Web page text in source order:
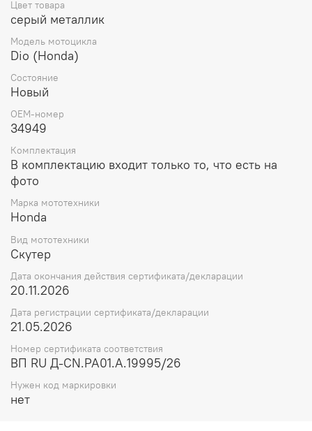
Цвет товара
серый металлик
Модель мотоцикла
Dio (Honda)
Состояние
Новый
OEM-номер
34949
Комплектация
В комплектацию входит только то, что есть на
фото
Марка мототехники
Honda
Вид мототехники
Скутер
Дата окончания действия сертификата/декларации
20.11.2026
Дата регистрации сертификата/декларации
21.05.2026
Номер сертификата соответствия
ВП RU Д-CN.РА01.А.19995/26
Нужен код маркировки
нет